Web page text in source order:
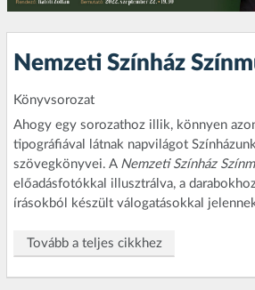
Nemzeti Színház
Könyvsorozat
Ahogy egy sorozathoz illik, könnyen
tipográfiával látnak napvilágot
szövegkönyvei. A Nemzeti Színház
előadásfotókkal illusztrálva, a
írásokból készült válogatásokkal
Tovább a teljes cikkhez